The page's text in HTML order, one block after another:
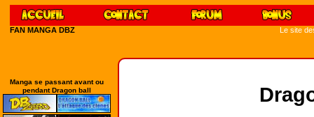
FAN MANGA DBZ Le site
Manga se passant avant ou
pendant Dragon ball